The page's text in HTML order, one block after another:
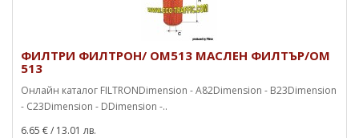
ФИЛТРИ ФИЛТРОН/ OM513 МАСЛЕН ФИЛТЪР/OM
513
Онлайн каталог FILTRONDimension - A82Dimension - B23Dimension
- C23Dimension - DDimension -..
6.65 €/ 13.01 лв.